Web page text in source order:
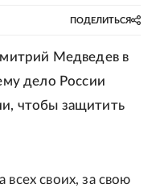
ПОДЕЛИТЬСЯ
Медведев в
дело России
чтобы защитить
своих, за свою